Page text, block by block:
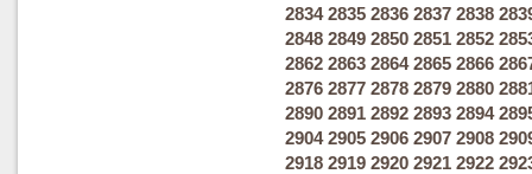
2834 2835 2836 2837 2838
2848 2849 2850 2851 2852
2862 2863 2864 2865 2866
2876 2877 2878 2879 2880
2890 2891 2892 2893 2894
2904 2905 2906 2907 2908
2918 2919 2920 2921 2922